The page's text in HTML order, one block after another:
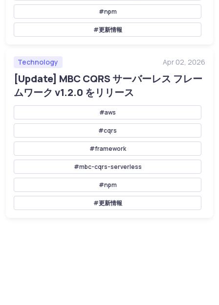
#npm
#更新情報
Technology Apr 02, 2026
[Update] MBC CQRS サーバーレス フレー
ムワーク v1.2.0 をリリース
#aws
#cqrs
#framework
#mbc-cqrs-serverless
#npm
#更新情報